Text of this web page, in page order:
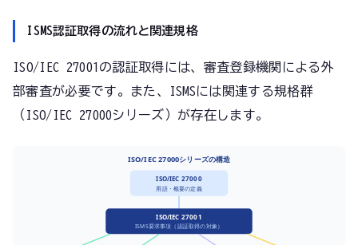
ISMS認証取得の流れと関連規格
ISO/IEC 27001の認証取得には、審査登録機関による外
部審査が必要です。また、ISMSには関連する規格群
（ISO/IEC 27000シリーズ）が存在します。
ISO/IEC 27000シリーズの構造
ISO/IEC 27000
用語・概要の定義
ISO/IEC 27001
ISMS要求事項（認証取得の対象）